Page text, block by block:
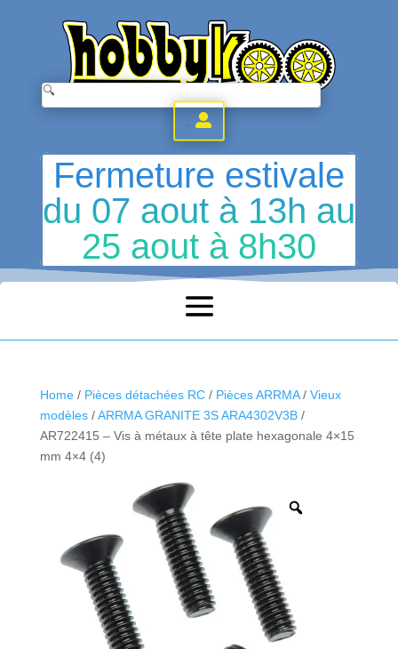
.
Fermeture estivale
du 07 aout à 13h au
25 aout à 8h30
Home/ Pièces détachées RC/ Pièces ARRMA/ Vieux
modèles/ARRMA GRANITE 3S ARA4302V3B/
AR722415 – Vis à métaux à tête plate hexagonale 4×15
mm 4×4 (4)